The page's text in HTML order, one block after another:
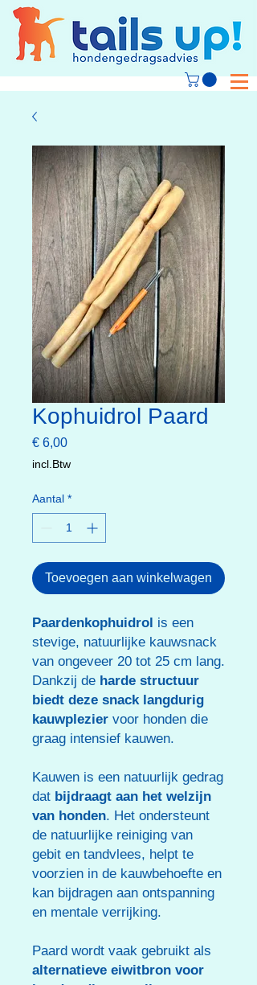
Kophuidrol Paard
€ 6,00Prijs
incl.Btw
Aantal *
Toevoegen aan winkelwagen
Paardenkophuidrol is een
stevige, natuurlijke kauwsnack
van ongeveer 20 tot 25 cm lang.
Dankzij de harde structuur
biedt deze snack langdurig
kauwplezier voor honden die
graag intensief kauwen.
Kauwen is een natuurlijk gedrag
dat bijdraagt aan het welzijn
van honden. Het ondersteunt
de natuurlijke reiniging van
gebit en tandvlees, helpt te
voorzien in de kauwbehoefte en
kan bijdragen aan ontspanning
en mentale verrijking.
Paard wordt vaak gebruikt als
alternatieve eiwitbron voor